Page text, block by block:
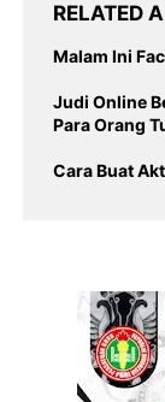
RELATED
Malam Ini
Judi Online
Para Orang
Cara Buat